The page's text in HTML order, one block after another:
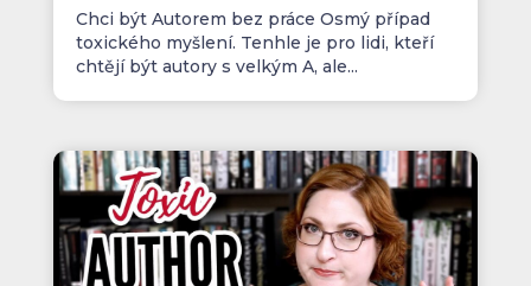
Chci být Autorem bez práce Osmý případ
toxického myšlení. Tenhle je pro lidi, kteří
chtějí být autory s velkým A, ale...